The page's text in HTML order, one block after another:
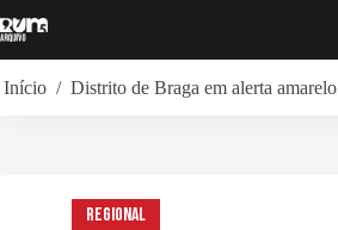
para
Início / Distrito de Braga em alerta amarelo
Regional